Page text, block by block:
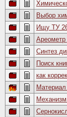
Выбор
Ищу ТУ
Синтез
Поиск
как
Материал